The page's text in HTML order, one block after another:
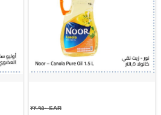
SAR ٢٢.٩٥٠